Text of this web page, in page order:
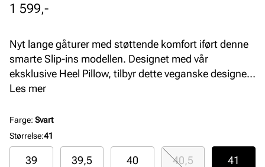
Pris
1 599,-
Nyt lange gåturer med støttende komfort iført denne
smarte Slip-ins modellen. Designet med vår
eksklusive Heel Pillow, tilbyr dette veganske designet
en komfortabel og myk overdel med elastiske bånd,
Memory Foam komfort innersåle. Her får du en
Relaxed Fit passform som tilbyr god plass og
romslighet til din forfot
Les mer
Farge: Svart
Størrelse:41
39 39,5 40 40,5 41